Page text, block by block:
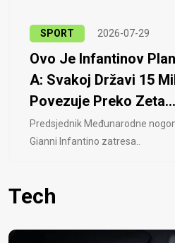
SPORT 2026-07-29
Ovo Je Infantinov
A: Svakoj Državi 15
Povezuje Preko Zeta...
Predsjednik Međunarodne
Gianni Infantino zatresa..
Tech